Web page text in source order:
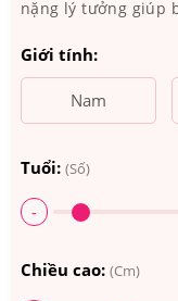
nặng lý tưởng giúp
Giới tính:
Nam
Tuổi: (Số)
-
Chiều cao: (Cm)